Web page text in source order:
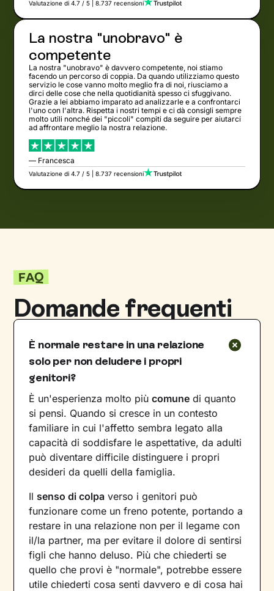
Valutazione di 4.7 / 5 | 8.737 recensioni
La nostra "unobravo" è
competente
La nostra "unobravo" è davvero competente, noi stiamo
facendo un percorso di coppia. Da quando utilizziamo questo
servizio le cose vanno molto meglio fra di noi, riusciamo a
dirci delle cose che nella quotidianità spesso ci sfuggivano.
Grazie a lei abbiamo imparato ad analizzarle e a confrontarci
l'uno con l'altra. Rispetta i nostri tempi e ci dà consigli sempre
molto utili nonché dei "piccoli" compiti da seguire per aiutarci
ad affrontare meglio la nostra relazione.
— Francesca
Valutazione di 4.7 / 5 | 8.737 recensioni
FAQ
Domande frequenti
È normale restare in una relazione
solo per non deludere i propri
genitori?
È un'esperienza molto piùcomune di quanto
si pensi. Quando si cresce in un contesto
familiare in cui l'affetto sembra legato alla
capacità di soddisfare le aspettative, da adulti
può diventare difficile distinguere i propri
desideri da quelli della famiglia.
Il senso di colpa verso i genitori può
funzionare come un freno potente, portando a
restare in una relazione non per il legame con
il/la partner, ma per evitare il dolore di sentirsi
figli che hanno deluso. Più che chiederti se
quello che provi è "normale", potrebbe essere
utile chiederti cosa senti davvero e di cosa hai